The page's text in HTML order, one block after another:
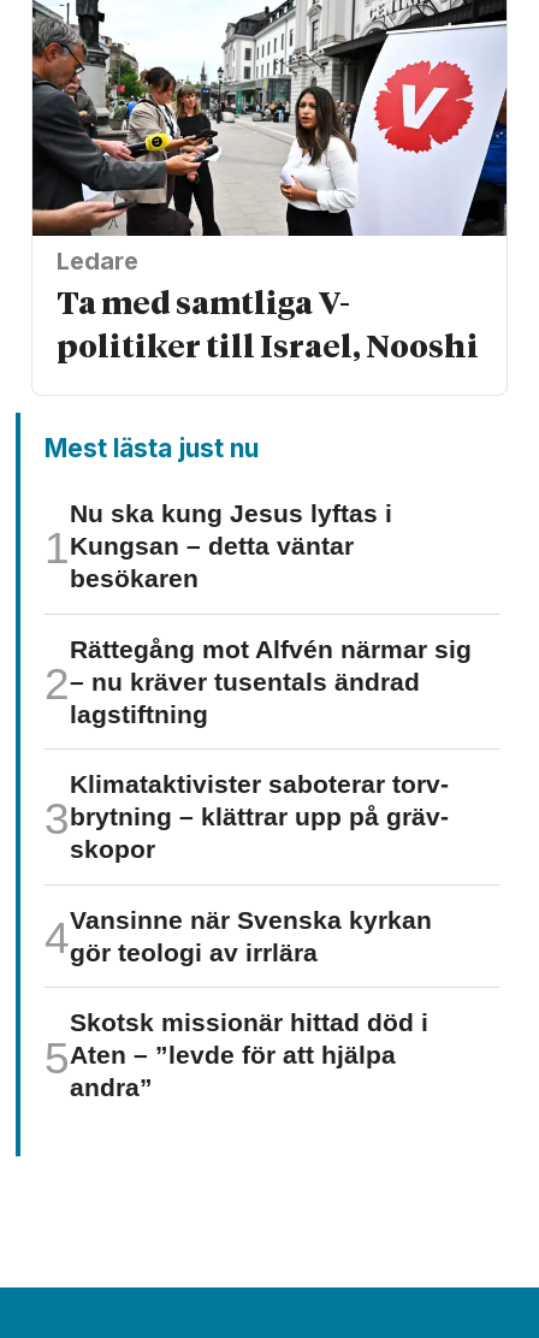
Ledare
Ta med samtliga V-
politiker till Israel, Nooshi
Mest lästa just nu
Nu ska kung Jesus lyftas i
Kungsan – detta väntar
besökaren
Rättegång mot Alfvén närmar sig
– nu kräver tusentals ändrad
lagstiftning
Klimat­aktivister saboterar torv­
brytning – klättrar upp på gräv­
skopor
Vansinne när Svenska kyrkan
gör teologi av irrlära
Skotsk missionär hittad död i
Aten – ”levde för att hjälpa
andra”